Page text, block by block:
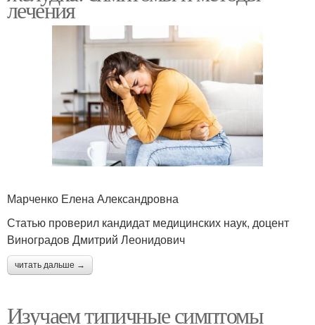
лечения
Марченко Елена Александровна
Статью проверил кандидат медицинских наук, доцент
Виноградов Дмитрий Леонидович
читать дальше →
Изучаем типичные симптомы